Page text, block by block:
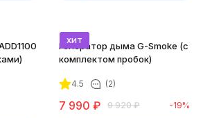
хит
Генератор дыма G-Smoke (c
комплектом пробок)
4.5 (2)
7 990 ₽ 9 920 ₽ -19%